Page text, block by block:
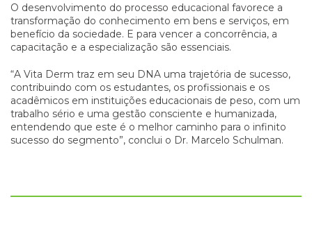
O desenvolvimento do processo educacional favorece a
transformação do conhecimento em bens e serviços, em
benefício da sociedade. E para vencer a concorrência, a
capacitação e a especialização são essenciais.
“A Vita Derm traz em seu DNA uma trajetória de sucesso,
contribuindo com os estudantes, os profissionais e os
acadêmicos em instituições educacionais de peso, com um
trabalho sério e uma gestão consciente e humanizada,
entendendo que este é o melhor caminho para o infinito
sucesso do segmento”, conclui o Dr. Marcelo Schulman.